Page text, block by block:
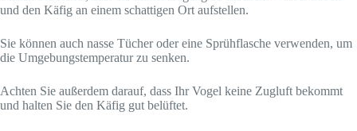
und den Käfig an einem schattigen Ort aufstellen.
Sie können auch nasse Tücher oder eine Sprühflasche verwenden, um
die Umgebungstemperatur zu senken.
Achten Sie außerdem darauf, dass Ihr Vogel keine Zugluft bekommt
und halten Sie den Käfig gut belüftet.